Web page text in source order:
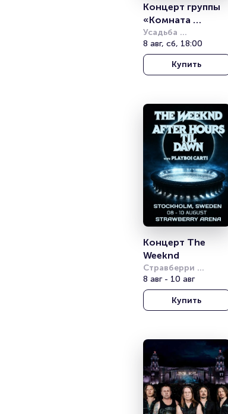
Концерт группы
«Комната
культуры»
Усадьба
Скорняково-
Архангельское
8 авг, сб, 18:00
Купить
Концерт The
Weeknd
Стравберри
(Strawberry Arena)
8 авг - 10 авг
Купить